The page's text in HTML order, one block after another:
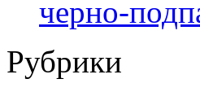
черно-
Рубрики